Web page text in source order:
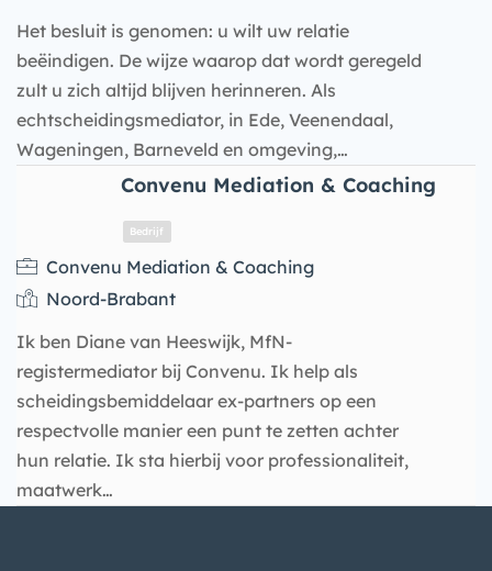
Bedrijf
Het besluit is genomen: u wilt uw relatie
beëindigen. De wijze waarop dat wordt geregeld
zult u zich altijd blijven herinneren. Als
echtscheidingsmediator, in Ede, Veenendaal,
Wageningen, Barneveld en omgeving,…
Convenu Mediation & Coaching
Convenu Mediation & Coaching
Noord-Brabant
Ik ben Diane van Heeswijk, MfN-
registermediator bij Convenu. Ik help als
scheidingsbemiddelaar ex-partners op een
respectvolle manier een punt te zetten achter
hun relatie. Ik sta hierbij voor professionaliteit,
maatwerk…